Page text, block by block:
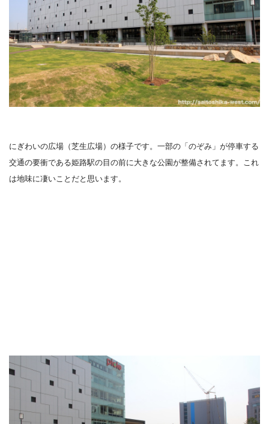
にぎわいの広場（芝生広場）の様子です。一部の「のぞみ」が停車する
交通の要衝である姫路駅の目の前に大きな公園が整備されてます。これ
は地味に凄いことだと思います。